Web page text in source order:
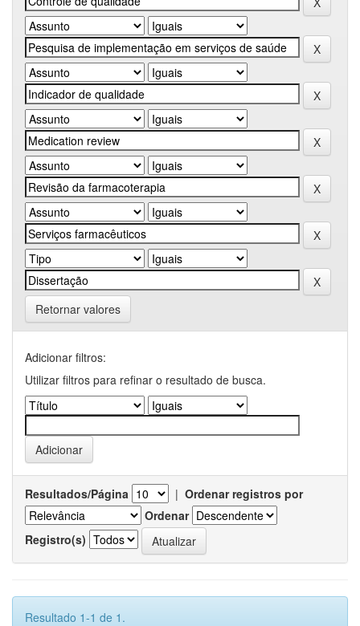
Retornar valores
Adicionar filtros:
Utilizar filtros para refinar o resultado de busca.
Resultados/Página | Ordenar registros por
Ordenar
Registro(s)
Resultado 1-1 de 1.